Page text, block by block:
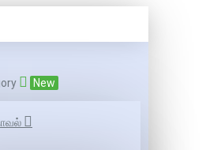
New